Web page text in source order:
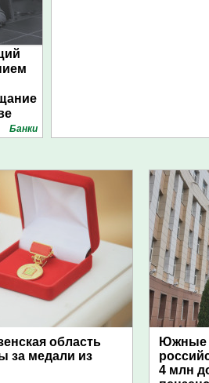
Банки
область
за медали из
Южные
4 млн